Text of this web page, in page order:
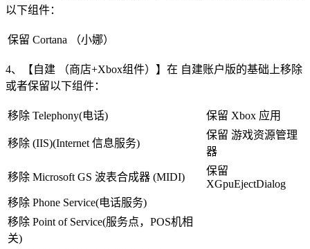
以下组件：
保留 Cortana （小娜）
4、【自建 （商店+Xbox组件）】在 自建账户版的基础上移除
或者保留以下组件：
移除 Telephony(电话) 保留 Xbox 应用
移除 (IIS)(Internet 信息服务)
保留 游戏资源管理
器
移除 Microsoft GS 波表合成器 (MIDI)
保留
XGpuEjectDialog
移除 Phone Service(电话服务)
移除 Point of Service(服务点，POS机相
关)